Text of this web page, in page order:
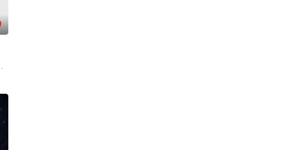
遇见妻弟贝律清（闫睿豪 饰）并逐渐被对方吸引。小凡原本只希望成
负过往伤痕，避世居于深山；一人心怀迷茫，于旅途中误入这片山林。
桉、恩师林晚媚的双重背叛。她从恨意中涅槃重生，借私生女桑落的身